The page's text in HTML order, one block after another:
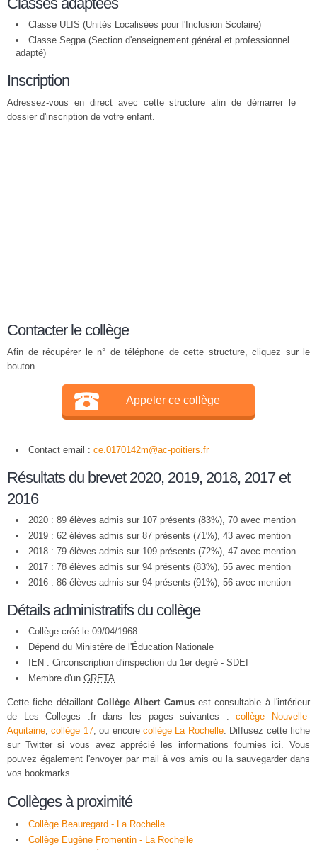
Classe ULIS (Unités Localisées pour l'Inclusion Scolaire)
Classe Segpa (Section d'enseignement général et professionnel
adapté)
Inscription
Adressez-vous en direct avec cette structure afin de démarrer le
dossier d'inscription de votre enfant.
Contacter le collège
Afin de récupérer le n° de téléphone de cette structure, cliquez sur le
bouton.
Appeler ce collège
Contact email : ce.0170142m@ac-poitiers.fr
Résultats du brevet 2020, 2019, 2018, 2017 et
2016
2020 : 89 élèves admis sur 107 présents (83%), 70 avec mention
2019 : 62 élèves admis sur 87 présents (71%), 43 avec mention
2018 : 79 élèves admis sur 109 présents (72%), 47 avec mention
2017 : 78 élèves admis sur 94 présents (83%), 55 avec mention
2016 : 86 élèves admis sur 94 présents (91%), 56 avec mention
Détails administratifs du collège
Collège créé le 09/04/1968
Dépend du Ministère de l'Éducation Nationale
IEN : Circonscription d'inspection du 1er degré - SDEI
Membre d'un GRETA
Cette fiche détaillant Collège Albert Camusest consultable à l'intérieur
de Les Colleges .fr dans les pages suivantes :collège Nouvelle-
Aquitaine,collège 17, ou encorecollège La Rochelle. Diffusez cette fiche
sur Twitter si vous avez apprécié les informations fournies ici. Vous
pouvez également l'envoyer par mail à vos amis ou la sauvegarder dans
vos bookmarks.
Collèges à proximité
Collège Beauregard - La Rochelle
Collège Eugène Fromentin - La Rochelle